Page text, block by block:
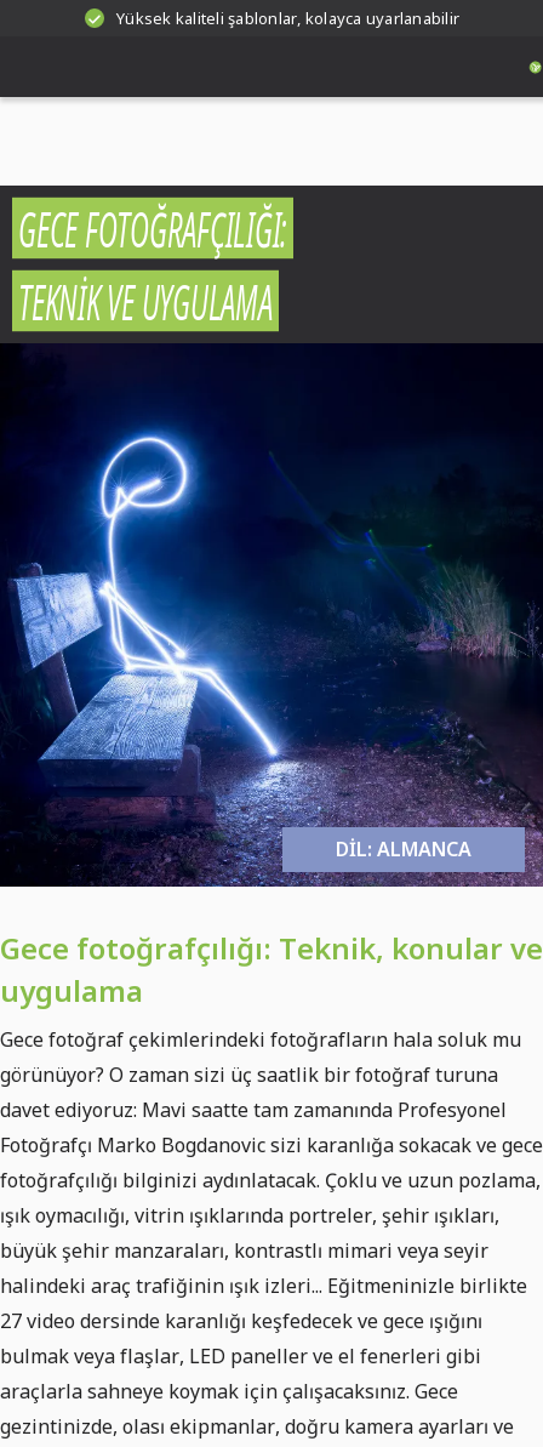
Yüksek kaliteli şablonlar, kolayca uyarlanabilir
GECE FOTOĞRAFÇILIĞI:
TEKNIK VE UYGULAMA
DIL: ALMANCA
Gece fotoğrafçılığı: Teknik, konular ve
uygulama
Gece fotoğraf çekimlerindeki fotoğrafların hala soluk mu
görünüyor? O zaman sizi üç saatlik bir fotoğraf turuna
davet ediyoruz: Mavi saatte tam zamanında Profesyonel
Fotoğrafçı Marko Bogdanovic sizi karanlığa sokacak ve gece
fotoğrafçılığı bilginizi aydınlatacak. Çoklu ve uzun pozlama,
ışık oymacılığı, vitrin ışıklarında portreler, şehir ışıkları,
büyük şehir manzaraları, kontrastlı mimari veya seyir
halindeki araç trafiğinin ışık izleri... Eğitmeninizle birlikte
27 video dersinde karanlığı keşfedecek ve gece ışığını
bulmak veya flaşlar, LED paneller ve el fenerleri gibi
araçlarla sahneye koymak için çalışacaksınız. Gece
gezintinizde, olası ekipmanlar, doğru kamera ayarları ve